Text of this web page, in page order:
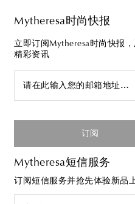
Mytheresa时尚快报
立即订阅Mytheresa时尚快报
精彩资讯
请在此输入您的邮箱地址…
订阅
Mytheresa短信服务
订阅短信服务并抢先体验新品